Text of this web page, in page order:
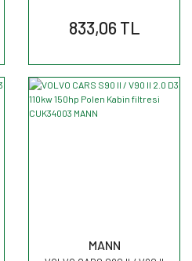
833,06 TL
MANN